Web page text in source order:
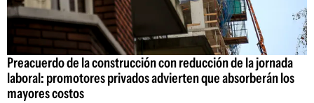
Preacuerdo de la construcción con reducción de la jornada
laboral: promotores privados advierten que absorberán los
mayores costos